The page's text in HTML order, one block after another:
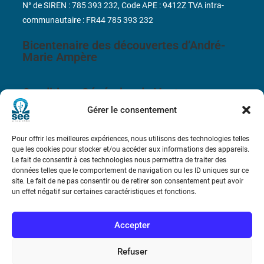
Gérer le consentement
Pour offrir les meilleures expériences, nous utilisons des technologies telles
que les cookies pour stocker et/ou accéder aux informations des appareils.
Le fait de consentir à ces technologies nous permettra de traiter des
données telles que le comportement de navigation ou les ID uniques sur ce
site. Le fait de ne pas consentir ou de retirer son consentement peut avoir
un effet négatif sur certaines caractéristiques et fonctions.
Accepter
Refuser
Bicentenaire des découvertes d’André-
Marie Ampère
Conditions Générales de Vente
Contact
N° de SIREN : 785 393 232, Code APE : 9412Z TVA intra-
communautaire : FR44 785 393 232